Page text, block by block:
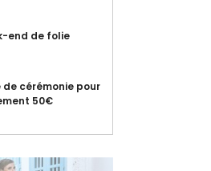
end de folie
de cérémonie pour
50€